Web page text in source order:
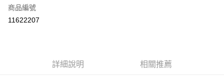
運送方式
商品編號
11622207
詳細說明 相關推薦